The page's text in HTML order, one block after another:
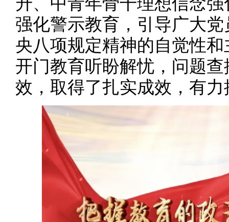
强化警示教育，引导广大
央八项规定精神的自觉性
开门教育听盼解忧，问题
效，取得了扎实成效，有